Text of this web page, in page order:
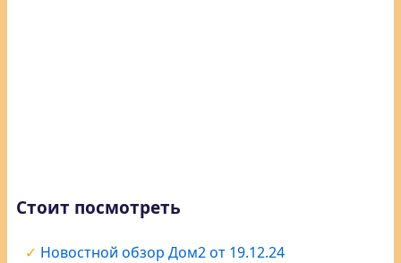
Стоит посмотреть
Новостной обзор Дом2 от 19.12.24